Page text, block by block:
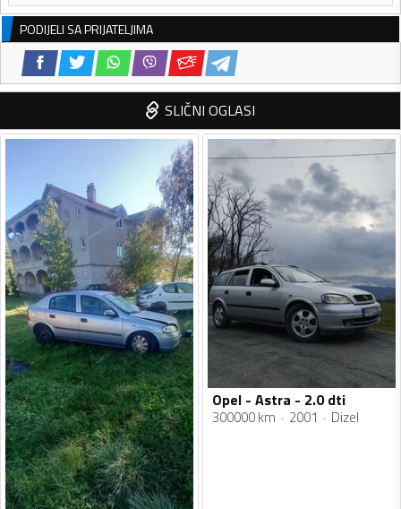
PODIJELI SA PRIJATELJIMA
SLIČNI OGLASI
Opel - Astra - 2.0 dti
300000 km 2001 Dizel